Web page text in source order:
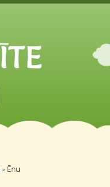
> Ēnu